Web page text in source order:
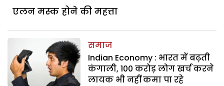
एलन मस्क होने की महत्ता
समाज
Indian Economy : भारत में बढ़ती
कंगाली, 100 करोड़ लोग खर्च करने
लायक भी नहीं कमा पा रहे